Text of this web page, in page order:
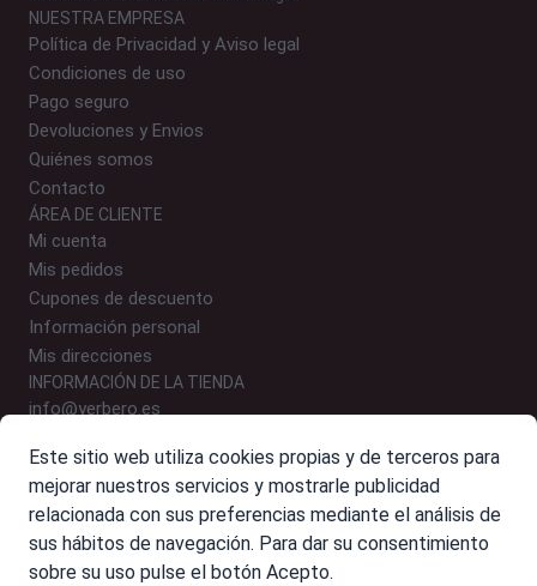
Resumen de combinaciones ... Ver más
NUESTRA EMPRESA
Política de Privacidad y Aviso legal
Condiciones de uso
Pago seguro
Devoluciones y Envios
Quiénes somos
Contacto
ÁREA DE CLIENTE
Mi cuenta
Mis pedidos
Cupones de descuento
Información personal
Mis direcciones
INFORMACIÓN DE LA TIENDA
info@yerbero.es
Polígono Malpica, Calle E, Nº 9-10, 50016 Zaragoza
Este sitio web utiliza cookies propias y de terceros para
mejorar nuestros servicios y mostrarle publicidad
relacionada con sus preferencias mediante el análisis de
sus hábitos de navegación. Para dar su consentimiento
sobre su uso pulse el botón Acepto.